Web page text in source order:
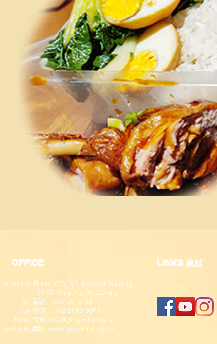
OFFICE
Address: Room 503, 5/F, Harvest Building,
29-35 Wing Kut St, Central
Tel 電話: +852 2810 9211
Fax 傳真: +852 2810 9377
​ Email 電郵: info@gingkohouse.hk
web site 網址: www.gingkohouse.hk
​LINKS 連結